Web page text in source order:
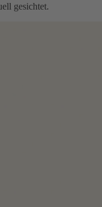
gesichtet.